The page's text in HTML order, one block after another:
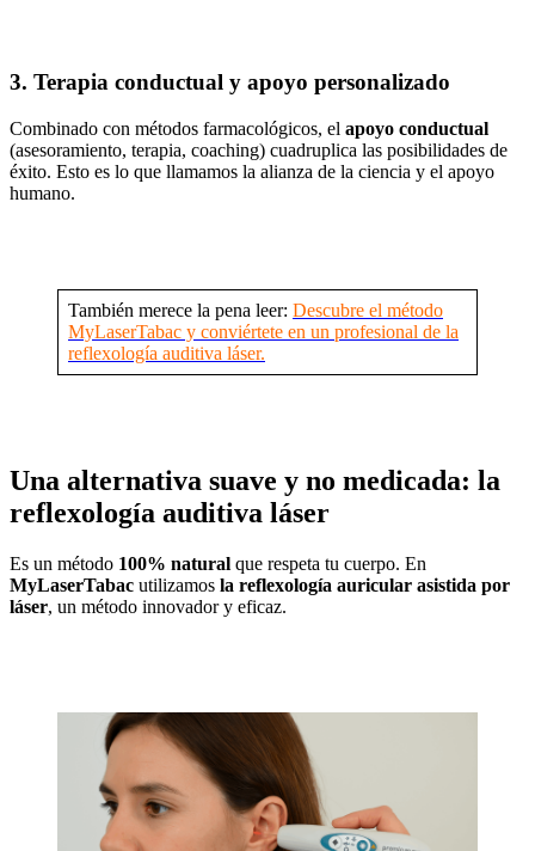
3. Terapia conductual y apoyo personalizado
Combinado con métodos farmacológicos, el apoyo conductual
(asesoramiento, terapia, coaching) cuadruplica las posibilidades de
éxito. Esto es lo que llamamos la alianza de la ciencia y el apoyo
humano.
También merece la pena leer: Descubre el método
MyLaserTabac y conviértete en un profesional de la
reflexología auditiva láser.
Una alternativa suave y no medicada: la
reflexología auditiva láser
Es un método 100% natural que respeta tu cuerpo. En
MyLaserTabac utilizamos la reflexología auricular asistida por
láser, un método innovador y eficaz.